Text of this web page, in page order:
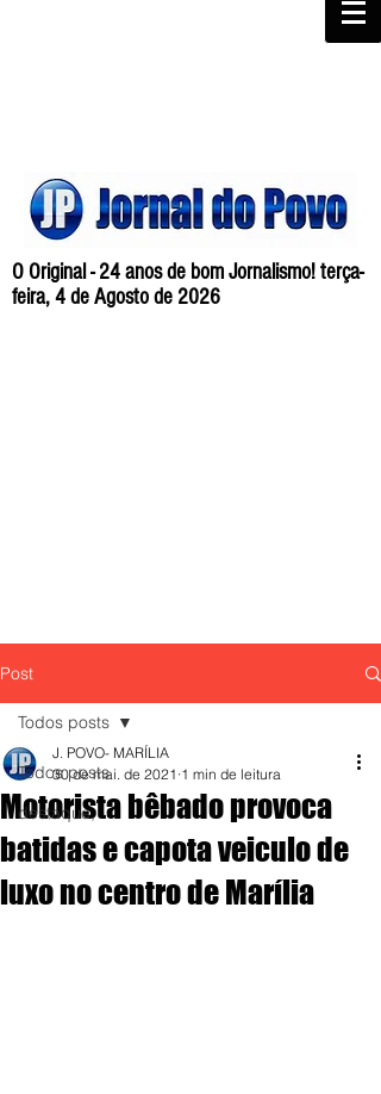
O Original - 24 anos de bom Jornalismo! terça-
feira, 4 de Agosto de 2026
Post
Todos posts
destaque,
Todos posts
Motorista bêbado provoca
batidas e capota veiculo de
luxo no centro de Marília
J. POVO- MARÍLIA
30 de mai. de 2021 1 min de leitura